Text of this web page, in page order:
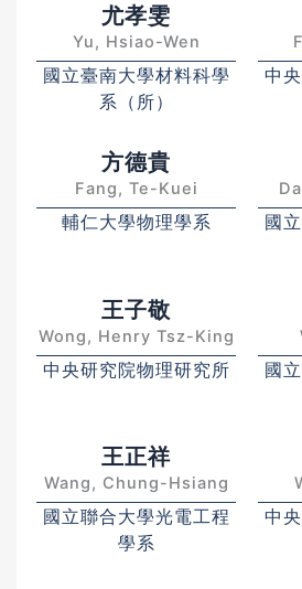
尤孝雯
Yu, Hsiao-Wen
國立臺南大學材料科學
系（所）
中
方德貴
Fang, Te-Kuei
輔仁大學物理學系
國
王子敬
Wong, Henry Tsz-King
中央研究院物理研究所
國
王正祥
Wang, Chung-Hsiang
國立聯合大學光電工程
學系
中